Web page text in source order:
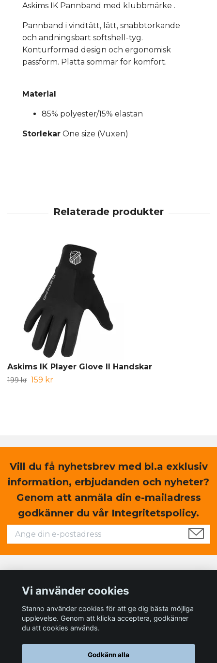
Askims IK Pannband med klubbmärke .
Pannband i vindtätt, lätt, snabbtorkande
och andningsbart softshell-tyg.
Konturformad design och ergonomisk
passform. Platta sömmar för komfort.
Material
85% polyester/15% elastan
Storlekar One size (Vuxen)
Askims IK Player Glove II Handskar
199 kr 159 kr
Vill du få nyhetsbrev med bl.a exklusiv
information, erbjudanden och nyheter?
Genom att anmäla din e-mailadress
godkänner du vår Integritetspolicy.
Sociala medier
Vi använder cookies
Stanno använder cookies för att ge dig bästa möjliga
upplevelse. Genom att klicka acceptera, godkänner
du att cookies används.
Godkänn alla